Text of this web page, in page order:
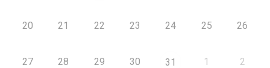
20 21 22 23 24 25 26
27 28 29 30 31 1 2